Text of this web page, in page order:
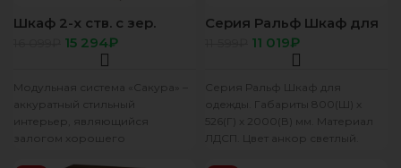
Шкаф 2-х ств. с зер.
“Сакура” венге/лоредо
15 294₽
Модульная система «Сакура» –
аккуратный стильный
интерьер, являющийся
залогом хорошего
Серия Ральф Шкаф для
одежды11 019₽
Серия Ральф Шкаф для
одежды. Габариты 800(Ш) х
526(Г) х 2000(В) мм. Материал
ЛДСП. Цвет анкор светлый.